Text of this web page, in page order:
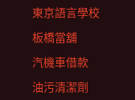
東京語言學校
板橋當舖
汽機車借款
油污清潔劑